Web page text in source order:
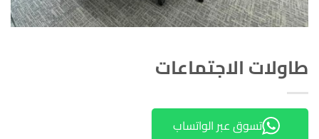
طاولات الاجتماعات
تسوق عبر الواتساب